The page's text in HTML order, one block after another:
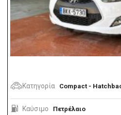
Κατηγορία Compact -
Καύσιμο Πετρέλαιο